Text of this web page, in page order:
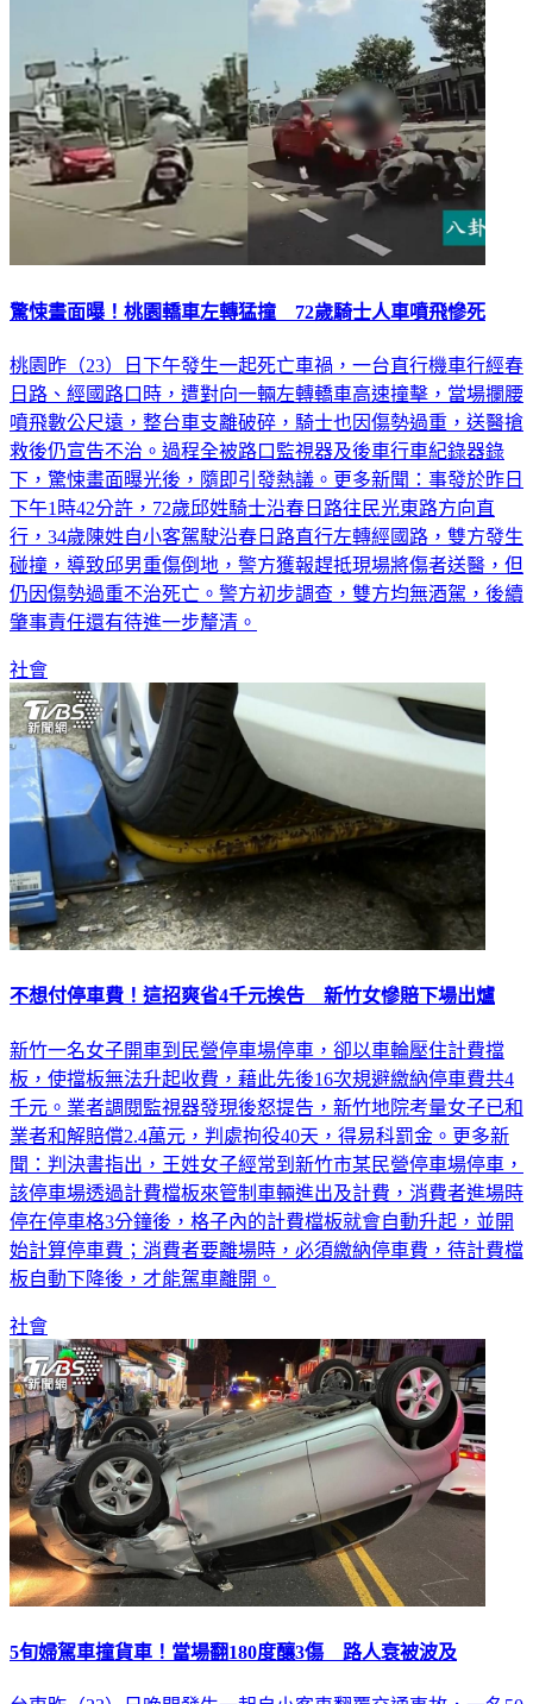
驚悚畫面曝！桃園轎車左轉猛撞 72歲騎士人車噴飛慘死
桃園昨（23）日下午發生一起死亡車禍，一台直行機車行經春
日路、經國路口時，遭對向一輛左轉轎車高速撞擊，當場攔腰
噴飛數公尺遠，整台車支離破碎，騎士也因傷勢過重，送醫搶
救後仍宣告不治。過程全被路口監視器及後車行車紀錄器錄
下，驚悚畫面曝光後，隨即引發熱議。更多新聞：事發於昨日
下午1時42分許，72歲邱姓騎士沿春日路往民光東路方向直
行，34歲陳姓自小客駕駛沿春日路直行左轉經國路，雙方發生
碰撞，導致邱男重傷倒地，警方獲報趕抵現場將傷者送醫，但
仍因傷勢過重不治死亡。警方初步調查，雙方均無酒駕，後續
肇事責任還有待進一步釐清。
社會
不想付停車費！這招爽省4千元挨告 新竹女慘賠下場出爐
新竹一名女子開車到民營停車場停車，卻以車輪壓住計費擋
板，使擋板無法升起收費，藉此先後16次規避繳納停車費共4
千元。業者調閱監視器發現後怒提告，新竹地院考量女子已和
業者和解賠償2.4萬元，判處拘役40天，得易科罰金。更多新
聞：判決書指出，王姓女子經常到新竹市某民營停車場停車，
該停車場透過計費檔板來管制車輛進出及計費，消費者進場時
停在停車格3分鐘後，格子內的計費檔板就會自動升起，並開
始計算停車費；消費者要離場時，必須繳納停車費，待計費檔
板自動下降後，才能駕車離開。
社會
5旬婦駕車撞貨車！當場翻180度釀3傷 路人衰被波及